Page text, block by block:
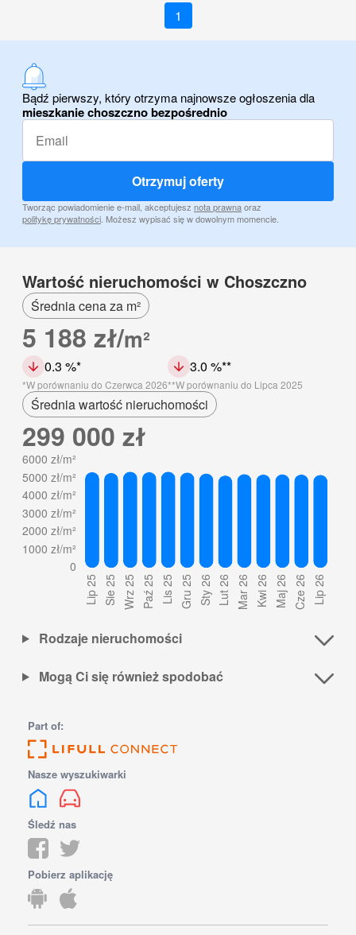
1
Bądź pierwszy, który otrzyma najnowsze ogłoszenia dla
mieszkanie choszczno bezpośrednio
Otrzymuj oferty
Tworząc powiadomienie e-mail, akceptujesz nota prawnaoraz
politykę prywatności . Możesz wypisać się w dowolnym momencie.
Wartość nieruchomości w Choszczno
Średnia cena za m²
5 188 zł/m²
0.3 %
W porównaniu do Czerwca 2026
3.0 %
W porównaniu do Lipca 2025
Średnia wartość nieruchomości
299 000 zł
Rodzaje nieruchomości
Mogą Ci się również spodobać
Part of:
Nasze wyszukiwarki
Śledź nas
Pobierz aplikację